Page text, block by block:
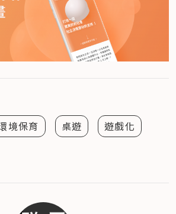
境保育 桌遊 遊戲化